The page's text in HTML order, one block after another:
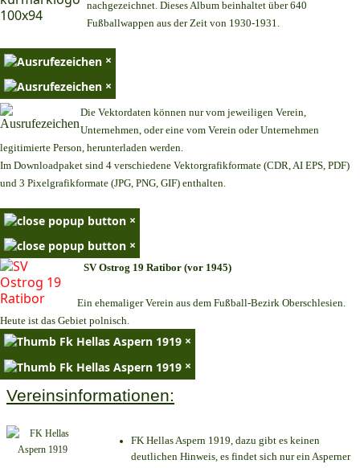
nachgezeichnet. Dieses Album beinhaltet über 640
Fußballwappen aus der Zeit von 1930-1931.
×
×
Die Vektordaten können nur vom jeweiligen Verein,
Unternehmen, oder eine vom Verein oder Unternehmen
legitimierte Person, herunterladen werden.
Im Downloadpaket sind 4 verschiedene Vektorgrafikformate (CDR, AI EPS, PDF)
und 3 Pixelgrafikformate (JPG, PNG, GIF) enthalten.
×
×
SV Ostrog 19 Ratibor (vor 1945)
Ein ehemaliger Verein aus dem Fußball-Bezirk Oberschlesien.
Heute ist das Gebiet polnisch.
×
×
Vereinsinformationen:
FK Hellas Aspern 1919, dazu gibt es keinen
deutlichen Hinweis, es findet sich nur ein Asperner